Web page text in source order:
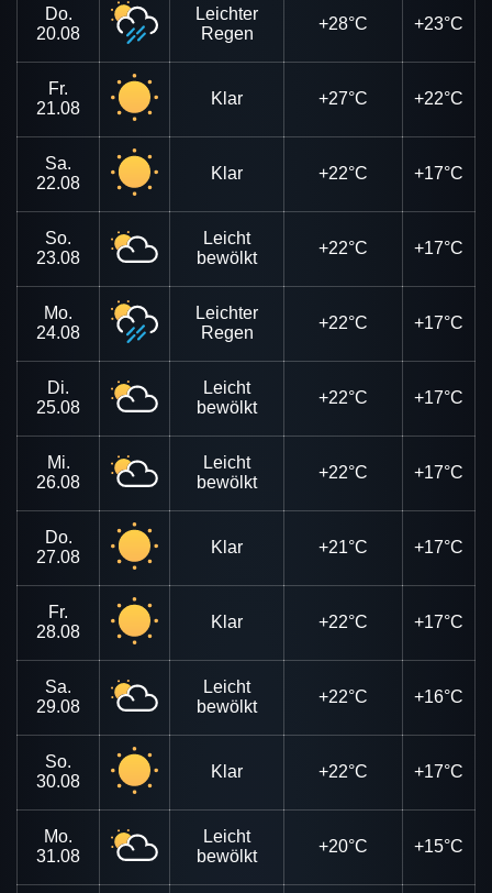
Do.
20.08
Leichter
Regen
+28°C +23°C
Fr.
21.08
Klar +27°C +22°C
Sa.
22.08
Klar +22°C +17°C
So.
23.08
Leicht
bewölkt
+22°C +17°C
Mo.
24.08
Leichter
Regen
+22°C +17°C
Di.
25.08
Leicht
bewölkt
+22°C +17°C
Mi.
26.08
Leicht
bewölkt
+22°C +17°C
Do.
27.08
Klar +21°C +17°C
Fr.
28.08
Klar +22°C +17°C
Sa.
29.08
Leicht
bewölkt
+22°C +16°C
So.
30.08
Klar +22°C +17°C
Mo.
31.08
Leicht
bewölkt
+20°C +15°C